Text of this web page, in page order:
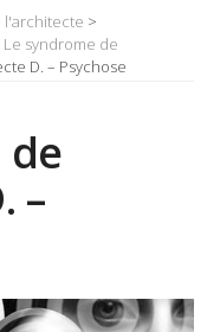
l'architecte >
Le syndrome de
D. – Psychose
de
–